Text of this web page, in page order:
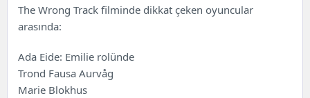
The Wrong Track filminde dikkat çeken oyuncular
arasında:
Ada Eide: Emilie rolünde
Trond Fausa Aurvåg
Marie Blokhus